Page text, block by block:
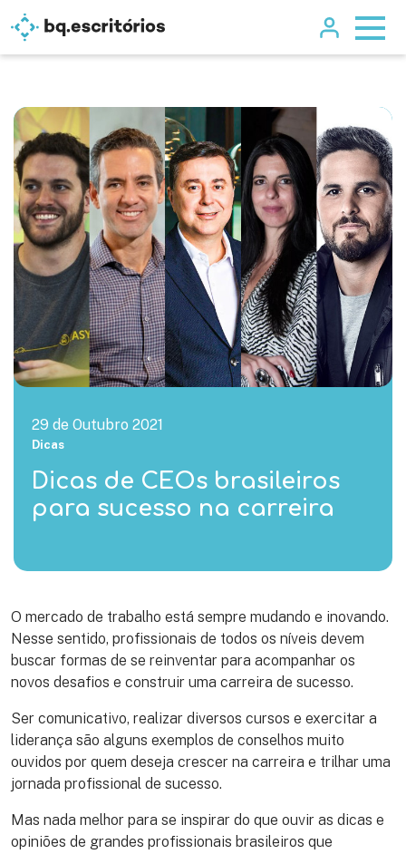
29 de Outubro 2021
Dicas
Dicas de CEOs brasileiros
para sucesso na carreira
O mercado de trabalho está sempre mudando e inovando.
Nesse sentido, profissionais de todos os níveis devem
buscar formas de se reinventar para acompanhar os
novos desafios e construir uma carreira de sucesso.
Ser comunicativo, realizar diversos cursos e exercitar a
liderança são alguns exemplos de conselhos muito
ouvidos por quem deseja crescer na carreira e trilhar uma
jornada profissional de sucesso.
Mas nada melhor para se inspirar do que ouvir as dicas e
opiniões de grandes profissionais brasileiros que